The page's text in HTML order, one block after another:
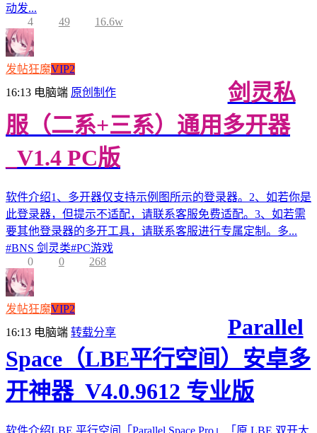
动发...
4
49 16.6w
发帖狂魔VIP2
16:13 电脑端 原创制作
剑灵私
服（二系+三系）通用多开器
_V1.4 PC版
软件介绍1、多开器仅支持示例图所示的登录器。2、如若你是
此登录器，但提示不适配，请联系客服免费适配。3、如若需
要其他登录器的多开工具，请联系客服进行专属定制。多...
#BNS 剑灵类#PC游戏
0
0 268
发帖狂魔VIP2
16:13 电脑端 转载分享
Parallel
Space（LBE平行空间）安卓多
开神器_V4.0.9612 专业版
软件介绍LBE 平行空间「Parallel Space Pro」「原 LBE 双开大